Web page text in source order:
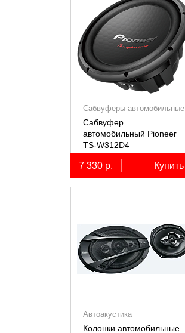
Сабвуферы автомобильные
Сабвуфер
автомобильный Pioneer
TS-W312D4
7 330 р. Купить
Автоакустика
Колонки автомобильные